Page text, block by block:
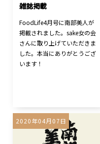
雑誌掲載
FoodLife4月号に南部美人が
掲載されました。sake女の会
さんに取り上げていただきま
した。本当にありがとうござ
います！
2020年04月07日